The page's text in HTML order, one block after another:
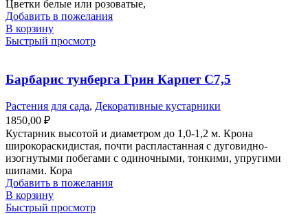
Цветки белые или розоватые,
Добавить в пожелания
В корзину
Быстрый просмотр
Барбарис тунберга Грин Карпет С7,5
Растения для сада, Декоративные кустарники
1850,00 ₽
Кустарник высотой и диаметром до 1,0-1,2 м. Крона
широкораскидистая, почти распластанная с дуговидно-
изогнутыми побегами с одиночными, тонкими, упругими
шипами. Кора
Добавить в пожелания
В корзину
Быстрый просмотр